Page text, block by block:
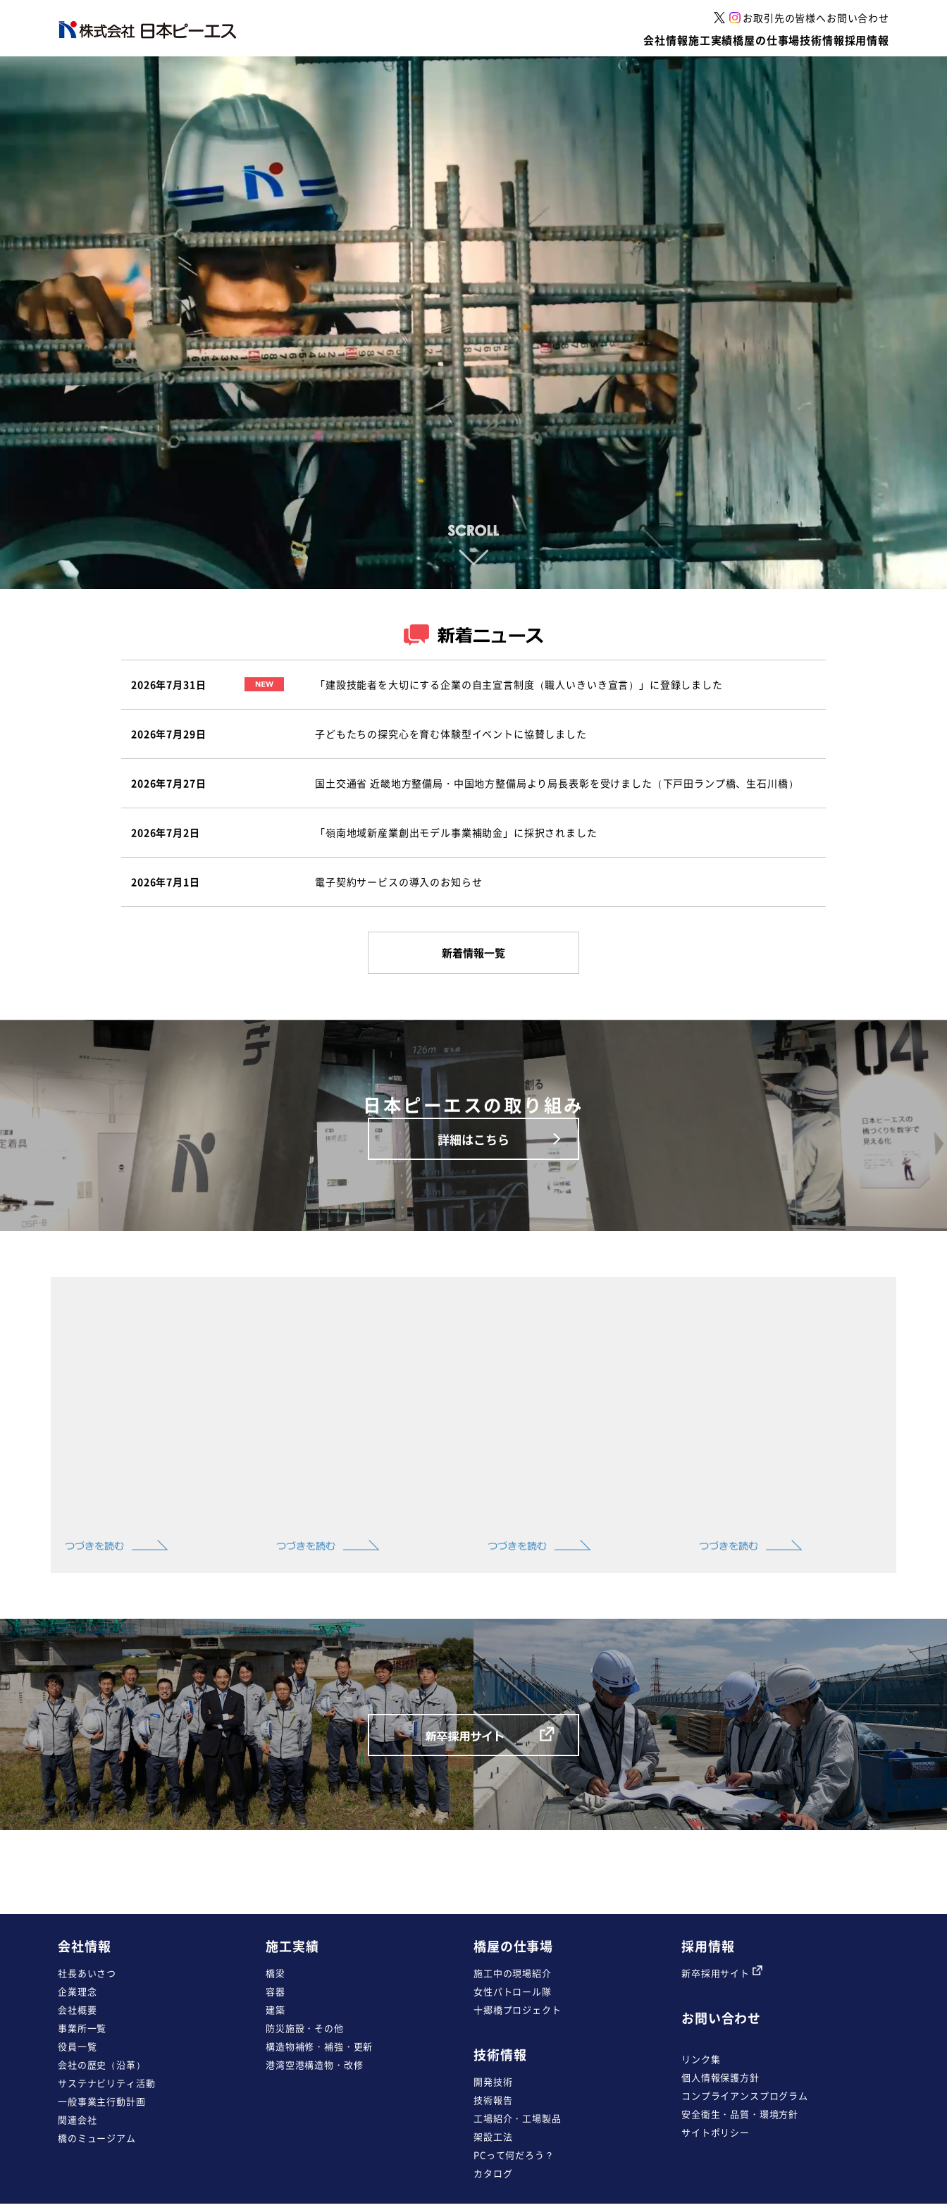
お取引先の皆様へお問い合わせ
会社情報施工実績橋屋の仕事場技術情報採用情報
2026年7月31日 「建設技能者を大切にする企業の自主宣言制度（職人いきいき宣言）」に登録しました
2026年7月29日 子どもたちの探究心を育む体験型イベントに協賛しました
2026年7月27日 国土交通省 近畿地方整備局・中国地方整備局より局長表彰を受けました（下戸田ランプ橋、生石川橋）
2026年7月2日 「嶺南地域新産業創出モデル事業補助金」に採択されました
2026年7月1日 電子契約サービスの導入のお知らせ
新着情報一覧
日本ピーエスの取り組み
詳細はこちら
会社情報
社長あいさつ
企業理念
会社概要
事業所一覧
役員一覧
会社の歴史（沿革）
サステナビリティ活動
一般事業主行動計画
関連会社
橋のミュージアム
施工実績
橋梁
容器
建築
防災施設・その他
構造物補修・補強・更新
港湾空港構造物・改修
橋屋の仕事場
施工中の現場紹介
女性パトロール隊
十郷橋プロジェクト
技術情報
開発技術
技術報告
工場紹介・工場製品
架設工法
PCって何だろう？
カタログ
採用情報
新卒採用サイト
お問い合わせ
リンク集
個人情報保護方針
コンプライアンスプログラム
安全衛生・品質・環境方針
サイトポリシー